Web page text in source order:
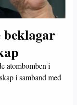
beklagar
atombomben i
i samband med